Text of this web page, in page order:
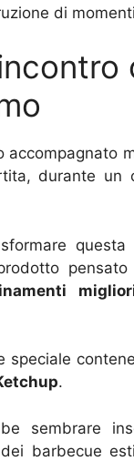
di
accompagnato
durante un
questa
speciale
.
sembrare
barbecue